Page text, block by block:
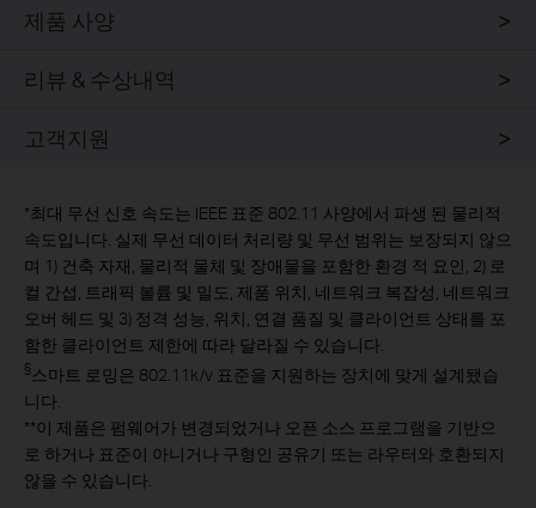
제품 사양
리뷰 & 수상내역
고객지원
*최대 무선 신호 속도는 IEEE 표준 802.11 사양에서 파생 된 물리적
속도입니다. 실제 무선 데이터 처리량 및 무선 범위는 보장되지 않으
며 1) 건축 자재, 물리적 물체 및 장애물을 포함한 환경 적 요인, 2) 로
컬 간섭, 트래픽 볼륨 및 밀도, 제품 위치, 네트워크 복잡성, 네트워크
오버 헤드 및 3) 정격 성능, 위치, 연결 품질 및 클라이언트 상태를 포
함한 클라이언트 제한에 따라 달라질 수 있습니다.
§스마트 로밍은 802.11k/v 표준을 지원하는 장치에 맞게 설계됐습
니다.
**이 제품은 펌웨어가 변경되었거나 오픈 소스 프로그램을 기반으
로 하거나 표준이 아니거나 구형인 공유기 또는 라우터와 호환되지
않을 수 있습니다.